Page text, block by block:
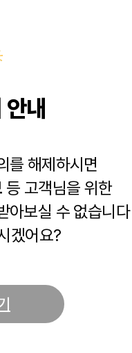
내
를 해제하시면
등 고객님을 위한
아보실 수 없습니다
겠어요?